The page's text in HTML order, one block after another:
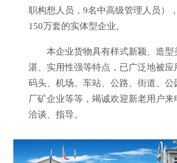
职构想人员，9名中高级管理人员）
150万套的实体型企业。
本企业货物具有样式新颖、造型
湛、实用性强等特点，已广泛地被应
码头、机场、车站、公路、街道、公
厂矿企业等等，竭诚欢迎新老用户来
洽谈、指导。